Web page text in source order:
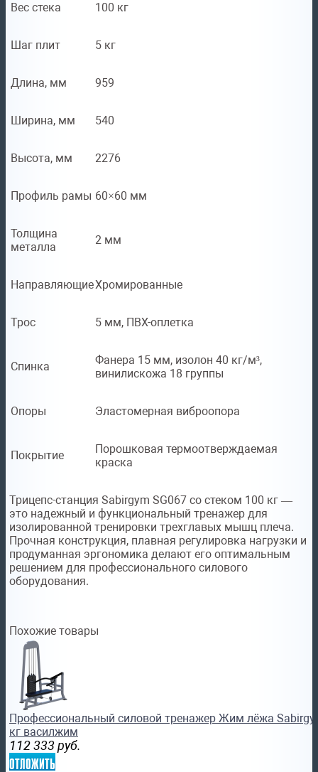
Вес стека 100 кг
Шаг плит 5 кг
Длина, мм 959
Ширина, мм 540
Высота, мм 2276
Профиль рамы 60×60 мм
Толщина
металла
2 мм
НаправляющиеХромированные
Трос 5 мм, ПВХ-оплетка
Спинка
Фанера 15 мм, изолон 40 кг/м³,
винилискожа 18 группы
Опоры Эластомерная виброопора
Покрытие
Порошковая термоотверждаемая
краска
Трицепс-станция Sabirgym SG067 со стеком 100 кг —
это надежный и функциональный тренажер для
изолированной тренировки трехглавых мышц плеча.
Прочная конструкция, плавная регулировка нагрузки и
продуманная эргономика делают его оптимальным
решением для профессионального силового
оборудования.
Похожие товары
Профессиональный силовой тренажер Жим лёжа
кг василжим
112 333 руб.
отложить